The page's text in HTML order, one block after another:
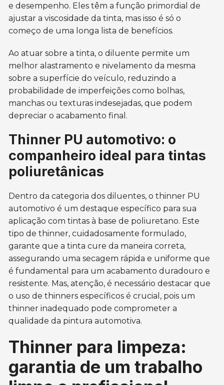
e desempenho. Eles têm a função primordial de
ajustar a viscosidade da tinta, mas isso é só o
começo de uma longa lista de benefícios.
Ao atuar sobre a tinta, o diluente permite um
melhor alastramento e nivelamento da mesma
sobre a superfície do veículo, reduzindo a
probabilidade de imperfeições como bolhas,
manchas ou texturas indesejadas, que podem
depreciar o acabamento final.
Thinner PU automotivo: o
companheiro ideal para tintas
poliuretânicas
Dentro da categoria dos diluentes, o thinner PU
automotivo é um destaque específico para sua
aplicação com tintas à base de poliuretano. Este
tipo de thinner, cuidadosamente formulado,
garante que a tinta cure da maneira correta,
assegurando uma secagem rápida e uniforme que
é fundamental para um acabamento duradouro e
resistente. Mas, atenção, é necessário destacar que
o uso de thinners específicos é crucial, pois um
thinner inadequado pode comprometer a
qualidade da pintura automotiva.
Thinner para limpeza:
garantia de um trabalho